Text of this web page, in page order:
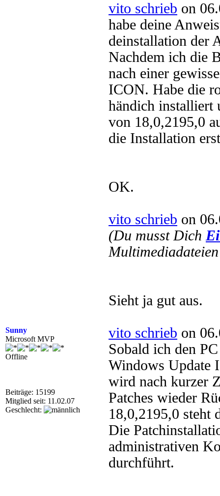
Sunny
Microsoft MVP
Offline
Beiträge: 15199
Mitglied seit: 11.02.07
Geschlecht:
vito schrieb on
habe deine
deinstallation der
Nachdem ich die
nach einer
ICON. Habe die
händich installiert
von 18,0,2195,0
die Installation
OK.
vito schrieb on
(Du musst Dich
Sieht ja gut aus.
vito schrieb on
Sobald ich den
Windows Update
wird nach kurzer
Patches wieder
18,0,2195,0 steht
Die
administrativen
durchführt.